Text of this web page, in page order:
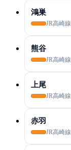
鴻巣
JR高崎線
熊谷
JR高崎線
上尾
JR高崎線
赤羽
JR高崎線